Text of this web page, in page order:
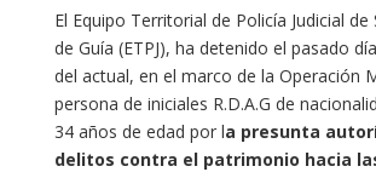
El Equipo Territorial de Policía Judicial de
de Guía (ETPJ), ha detenido el pasado
del actual, en el marco de la Operación
persona de iniciales R.D.A.G de
34 años de edad por la presunta
delitos contra el patrimonio hacia